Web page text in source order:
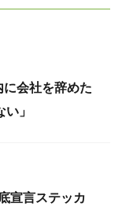
に会社を辞めた
」
宣言ステッカ